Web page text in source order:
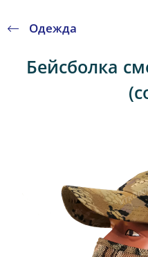
Одежда
Бейсболка